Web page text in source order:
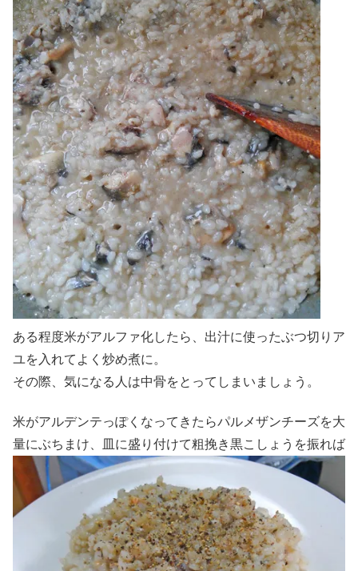
ある程度米がアルファ化したら、出汁に使ったぶつ切りア
ユを入れてよく炒め煮に。
その際、気になる人は中骨をとってしまいましょう。
米がアルデンテっぽくなってきたらパルメザンチーズを大
量にぶちまけ、皿に盛り付けて粗挽き黒こしょうを振れば